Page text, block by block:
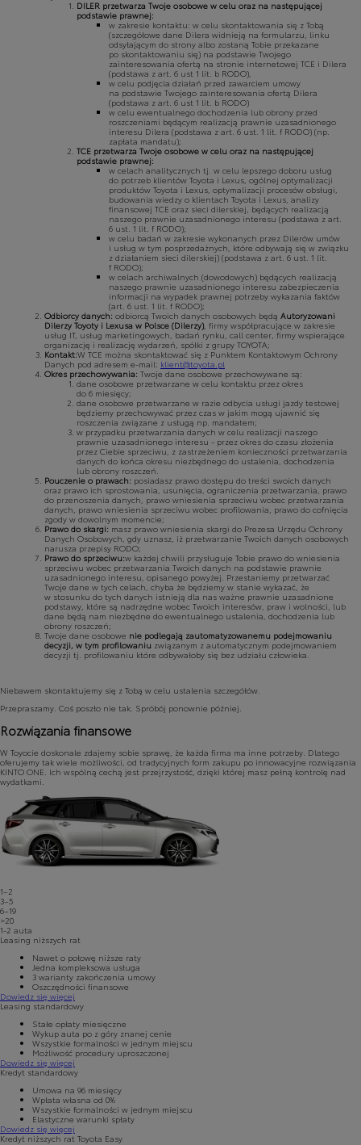
DILER przetwarza Twoje osobowe w celu oraz na następującej
podstawie prawnej:
w zakresie kontaktu: w celu skontaktowania się z Tobą
(szczegółowe dane Dilera widnieją na formularzu, linku
odsyłającym do strony albo zostaną Tobie przekazane
po skontaktowaniu się) na podstawie Twojego
zainteresowania ofertą na stronie internetowej TCE i Dilera
(podstawa z art. 6 ust 1 lit. b RODO),
w celu podjęcia działań przed zawarciem umowy
na podstawie Twojego zainteresowania ofertą Dilera
(podstawa z art. 6 ust 1 lit. b RODO)
w celu ewentualnego dochodzenia lub obrony przed
roszczeniami będącym realizacją prawnie uzasadnionego
interesu Dilera (podstawa z art. 6 ust. 1 lit. f RODO) (np.
zapłata mandatu);
TCE przetwarza Twoje osobowe w celu oraz na następującej
podstawie prawnej:
w celach analitycznych tj. w celu lepszego doboru usług
do potrzeb klientów Toyota i Lexus, ogólnej optymalizacji
produktów Toyota i Lexus, optymalizacji procesów obsługi,
budowania wiedzy o klientach Toyota i Lexus, analizy
finansowej TCE oraz sieci dilerskiej, będących realizacją
naszego prawnie uzasadnionego interesu (podstawa z art.
6 ust. 1 lit. f RODO);
w celu badań w zakresie wykonanych przez Dilerów umów
i usług w tym posprzedażnych, które odbywają się w związku
z działaniem sieci dilerskiej) (podstawa z art. 6 ust. 1 lit.
f RODO);
w celach archiwalnych (dowodowych) będących realizacją
naszego prawnie uzasadnionego interesu zabezpieczenia
informacji na wypadek prawnej potrzeby wykazania faktów
(art. 6 ust. 1 lit. f RODO);
Odbiorcy danych: odbiorcą Twoich danych osobowych będą Autoryzowani
Dilerzy Toyoty i Lexusa w Polsce (Dilerzy) , firmy współpracujące w zakresie
usług IT, usług marketingowych, badań rynku, call center, firmy wspierające
organizację i realizację wydarzeń, spółki z grupy TOYOTA;
Kontakt:W TCE można skontaktować się z Punktem Kontaktowym Ochrony
Danych pod adresem e-mail: klient@toyota.pl
Okres przechowywania: Twoje dane osobowe przechowywane są:
dane osobowe przetwarzane w celu kontaktu przez okres
do 6 miesięcy;
dane osobowe przetwarzane w razie odbycia usługi jazdy testowej
będziemy przechowywać przez czas w jakim mogą ujawnić się
roszczenia związane z usługą np. mandatem;
w przypadku przetwarzania danych w celu realizacji naszego
prawnie uzasadnionego interesu - przez okres do czasu złożenia
przez Ciebie sprzeciwu, z zastrzeżeniem konieczności przetwarzania
danych do końca okresu niezbędnego do ustalenia, dochodzenia
lub obrony roszczeń.
Pouczenie o prawach: posiadasz prawo dostępu do treści swoich danych
oraz prawo ich sprostowania, usunięcia, ograniczenia przetwarzania, prawo
do przenoszenia danych, prawo wniesienia sprzeciwu wobec przetwarzania
danych, prawo wniesienia sprzeciwu wobec profilowania, prawo do cofnięcia
zgody w dowolnym momencie;
Prawo do skargi: masz prawo wniesienia skargi do Prezesa Urzędu Ochrony
Danych Osobowych, gdy uznasz, iż przetwarzanie Twoich danych osobowych
narusza przepisy RODO;
Prawo do sprzeciwu:w każdej chwili przysługuje Tobie prawo do wniesienia
sprzeciwu wobec przetwarzania Twoich danych na podstawie prawnie
uzasadnionego interesu, opisanego powyżej. Przestaniemy przetwarzać
Twoje dane w tych celach, chyba że będziemy w stanie wykazać, że
w stosunku do tych danych istnieją dla nas ważne prawnie uzasadnione
podstawy, które są nadrzędne wobec Twoich interesów, praw i wolności, lub
dane będą nam niezbędne do ewentualnego ustalenia, dochodzenia lub
obrony roszczeń;
Twoje dane osobowe nie podlegają zautomatyzowanemu podejmowaniu
decyzji, w tym profilowaniu związanym z automatycznym podejmowaniem
decyzji tj. profilowaniu które odbywałoby się bez udziału człowieka.
Niebawem skontaktujemy się z Tobą w celu ustalenia szczegółów.
Przepraszamy. Coś poszło nie tak. Spróbój ponownie później.
Rozwiązania finansowe
W Toyocie doskonale zdajemy sobie sprawę, że każda firma ma inne potrzeby. Dlatego
oferujemy tak wiele możliwości, od tradycyjnych form zakupu po innowacyjne rozwiązania
KINTO ONE. Ich wspólną cechą jest przejrzystość, dzięki której masz pełną kontrolę nad
wydatkami.
1–2
3–5
6–19
>20
1-2 auta
Leasing niższych rat
Nawet o połowę niższe raty
Jedna kompleksowa usługa
3 warianty zakończenia umowy
Oszczędności finansowe
Dowiedz się więcej
Leasing standardowy
Stałe opłaty miesięczne
Wykup auta po z góry znanej cenie
Wszystkie formalności w jednym miejscu
Możliwość procedury uproszczonej
Dowiedz się więcej
Kredyt standardowy
Umowa na 96 miesięcy
Wpłata własna od 0%
Wszystkie formalności w jednym miejscu
Elastyczne warunki spłaty
Dowiedz się więcej
Kredyt niższych rat Toyota Easy